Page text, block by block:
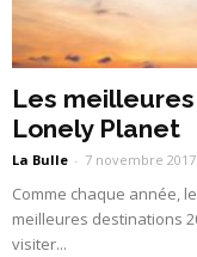
Les
Lonely Planet
La Bulle - 7 novembre 2017
Comme chaque année,
meilleures destinations
visiter...